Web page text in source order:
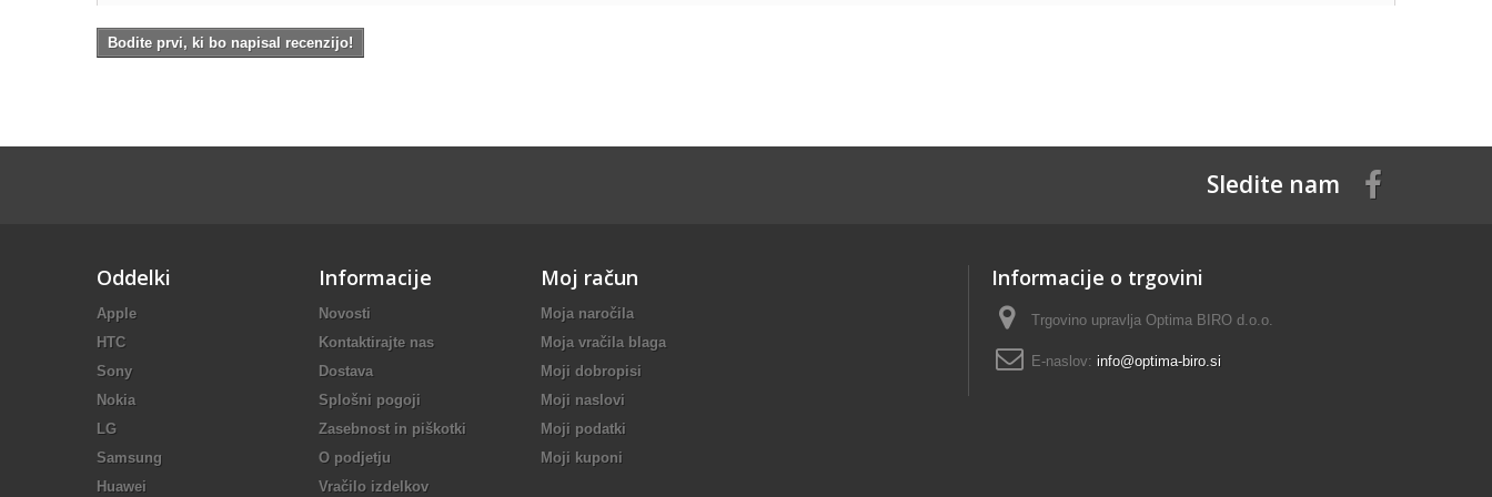
Bodite prvi, ki bo napisal recenzijo!
Sledite nam
Oddelki
Apple
HTC
Sony
Nokia
LG
Samsung
Huawei
Informacije
Novosti
Kontaktirajte nas
Dostava
Splošni pogoji
Zasebnost in piškotki
O podjetju
Vračilo izdelkov
Moj račun
Moja naročila
Moja vračila blaga
Moji dobropisi
Moji naslovi
Moji podatki
Moji kuponi
Informacije o trgovini
Trgovino upravlja Optima BIRO d.o.o.
E-naslov: info@optima-biro.si